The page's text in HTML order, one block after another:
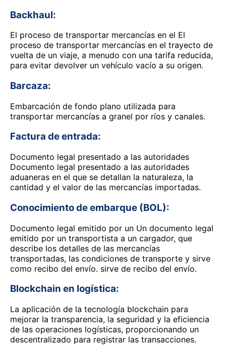
Backhaul:
El proceso de transportar mercancías en el El
proceso de transportar mercancías en el trayecto de
vuelta de un viaje, a menudo con una tarifa reducida,
para evitar devolver un vehículo vacío a su origen.
Barcaza:
Embarcación de fondo plano utilizada para
transportar mercancías a granel por ríos y canales.
Factura de entrada:
Documento legal presentado a las autoridades
Documento legal presentado a las autoridades
aduaneras en el que se detallan la naturaleza, la
cantidad y el valor de las mercancías importadas.
Conocimiento de embarque (BOL):
Documento legal emitido por un Un documento legal
emitido por un transportista a un cargador, que
describe los detalles de las mercancías
transportadas, las condiciones de transporte y sirve
como recibo del envío. sirve de recibo del envío.
Blockchain en logística:
La aplicación de la tecnología blockchain para
mejorar la transparencia, la seguridad y la eficiencia
de las operaciones logísticas, proporcionando un
descentralizado para registrar las transacciones.